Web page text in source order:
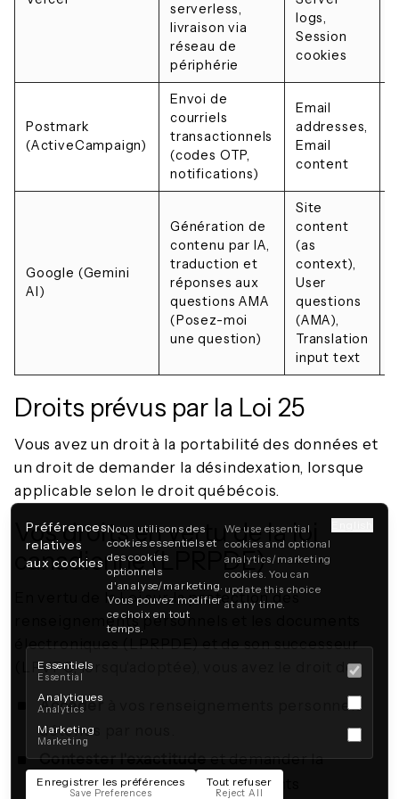
serverless,
livraison via
réseau de
périphérie
logs,
Session
cookies
Postmark
(ActiveCampaign)
Envoi de
courriels
transactionnels
(codes OTP,
notifications)
Email
addresses,
Email
content
Google (Gemini
AI)
Génération de
contenu par IA,
traduction et
réponses aux
questions AMA
(Posez-moi
une question)
Site
content
(as
context),
User
questions
(AMA),
Translation
input text
Droits prévus par la Loi 25
Vous avez un droit à la portabilité des données et
un droit de demander la désindexation, lorsque
applicable selon le droit québécois.
Vos droits en vertu de la loi
canadienne (LPRPDE)
En vertu de la Loi sur la protection des
renseignements personnels et les documents
électroniques (LPRPDE) et de son successeur
(LPVPC, lorsqu'adoptée), vous avez le droit de :
Accéder à vos renseignements personnels
détenus par nous.
Contester l'exactitudeet demander la
correction de vos renseignements
Préférences
relatives
aux cookies
Nous utilisons des
cookies essentiels et
des cookies
optionnels
d'analyse/marketing.
Vous pouvez modifier
ce choix en tout
temps.
We use essential
cookies and optional
analytics/marketing
cookies. You can
update this choice
at any time.
Essentiels
Essential
Analytiques
Analytics
Marketing
Marketing
Enregistrer les préférences
Save Preferences
Tout refuser
Reject All